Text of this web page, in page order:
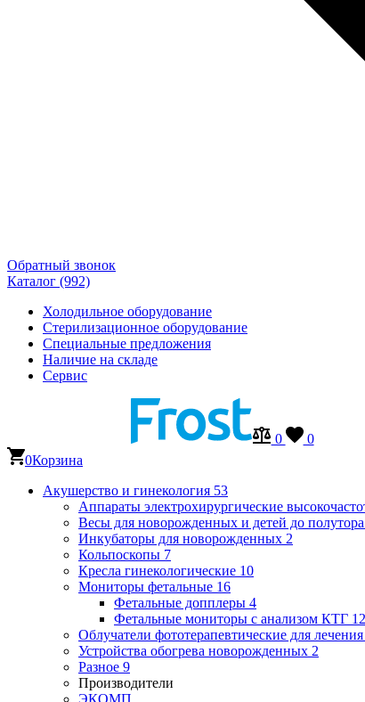
Обратный звонок
Каталог (992)
Холодильное оборудование
Стерилизационное оборудование
Специальные предложения
Наличие на складе
Сервис
0
0
0Корзина
Акушерство и гинекология 53
Аппараты электрохирургические
Весы для новорожденных и детей до полутора
Инкубаторы для новорожденных 2
Кольпоскопы 7
Кресла гинекологические 10
Мониторы фетальные 16
Фетальные допплеры 4
Фетальные мониторы с анализом КТГ 12
Облучатели фототерапевтические для
Устройства обогрева новорожденных 2
Разное 9
Производители
ЭКОМП